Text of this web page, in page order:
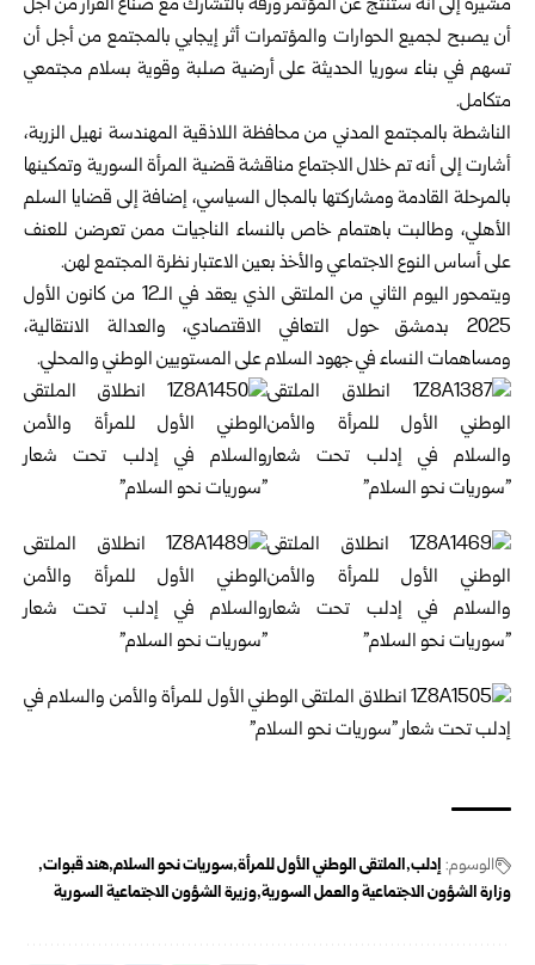
مشيرةً إلى أنه ستنتج عن المؤتمر ورقة بالتشارك مع صناع القرار من أجل
أن يصبح لجميع الحوارات والمؤتمرات أثر إيجابي بالمجتمع من أجل أن
تسهم في بناء سوريا الحديثة على أرضية صلبة وقوية بسلام مجتمعي
متكامل.
الناشطة بالمجتمع المدني من محافظة اللاذقية المهندسة نهيل الزربة،
أشارت إلى أنه تم خلال الاجتماع مناقشة قضية المرأة السورية وتمكينها
بالمرحلة القادمة ومشاركتها بالمجال السياسي، إضافة إلى قضايا السلم
الأهلي، وطالبت باهتمام خاص بالنساء الناجيات ممن تعرضن للعنف
على أساس النوع الاجتماعي والأخذ بعين الاعتبار نظرة المجتمع لهن.
ويتمحور اليوم الثاني من الملتقى الذي يعقد في الـ12 من كانون الأول
2025 بدمشق حول التعافي الاقتصادي، والعدالة الانتقالية،
ومساهمات النساء في جهود السلام على المستويين الوطني والمحلي.
الوسوم: إدلب الملتقى الوطني الأول للمرأة سوريات نحو السلام هند قبوات
وزارة الشؤون الاجتماعية والعمل السورية وزيرة الشؤون الاجتماعية السورية